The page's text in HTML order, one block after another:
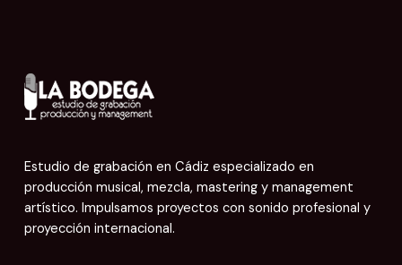
Estudio de grabación en Cádiz especializado en
producción musical, mezcla, mastering y management
artístico. Impulsamos proyectos con sonido profesional y
proyección internacional.